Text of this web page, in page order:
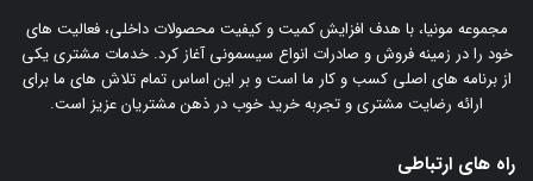
مجموعه مونیا، با هدف افزایش کمیت و کیفیت محصولات داخلی، فعالیت های
خود را در زمینه فروش و صادرات انواع سیسمونی آغاز کرد. خدمات مشتری یکی
از برنامه های اصلی کسب و کار ما است و بر این اساس تمام تلاش های ما برای
ارائه رضایت مشتری و تجربه خرید خوب در ذهن مشتریان عزیز است.
راه های ارتباطی